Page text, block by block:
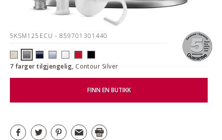
5KSM125ECU - 859701301440
7 farger tilgjengelig, Contour Silver
FINN EN BUTIKK